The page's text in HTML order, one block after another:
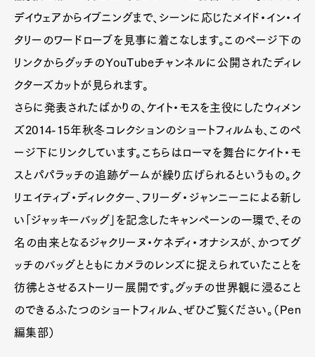
デイウェアからイブニングまで、シーンに応じたメイド・イン・イ
タリーのワードローブを見事に着こなします。このページ下の
リンクからグッチのYouTubeチャンネルに公開されたディレ
クターズカットが見られます。
さらに発表されたばかりの、ケイト・モスを主役にしたウィメン
ズ2014-15年秋冬コレクションのショートフィルムも、このペ
ージ下にリンクしています。こちらはローマを舞台にケイト・モ
スとパパラッチの追跡ゲームが繰り広げられるというもの。ク
リエイティブ・ディレクター、フリーダ・ジャンニーニによる新し
い「ジャッキーバッグ」を記念したキャンペーンの一環で、その
名の由来となるジャクリーヌ・ケネディ・オナシスが、かつてグ
ッチのバッグとともにカメラのレンズに捉えられていたことを
彷彿とさせるストーリー展開です。グッチの世界観に浸ること
のできるふたつのショートフィルム、ぜひご覧ください。（Pen
編集部）